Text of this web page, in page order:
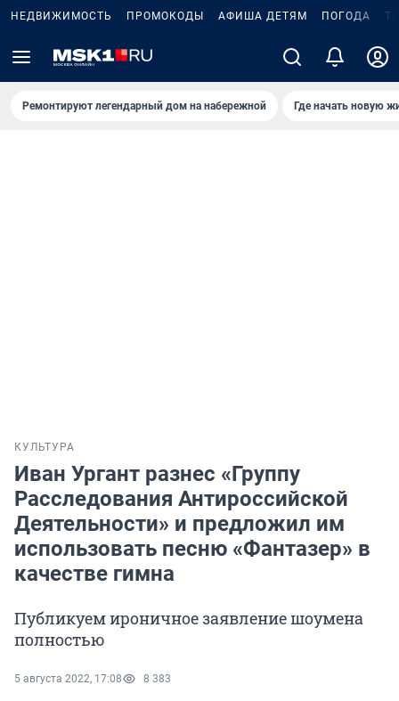
НЕДВИЖИМОСТЬ ПРОМОКОДЫ АФИША ДЕТЯМ ПОГОДА
Ремонтируют легендарный дом на набережной Где начать новую
КУЛЬТУРА
Иван Ургант разнес «Группу
Расследования Антироссийской
Деятельности» и предложил им
использовать песню «Фантазер» в
качестве гимна
Публикуем ироничное заявление шоумена
полностью
5 августа 2022, 17:08 8 383